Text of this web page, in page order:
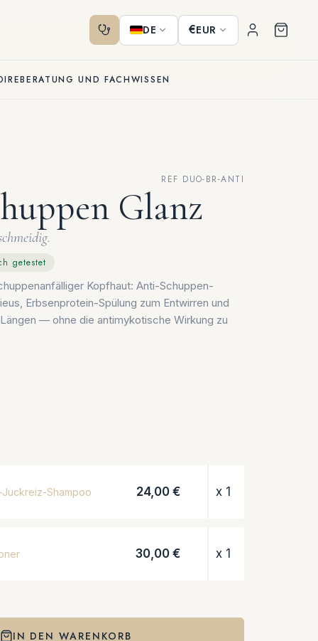
DE €EUR
BERATUNG UND FACHWISSEN
REF DUO-BR-ANTI
Glanz
getestet
Kopfhaut: Anti-Schuppen-
Erbsenprotein-Spülung zum Entwirren und
— ohne die antimykotische Wirkung zu
Shampoo 24,00 € x 1
30,00 € x 1
IN DEN WARENKORB